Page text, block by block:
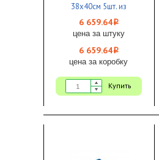
38х40см 5шт. из
микроволокна 1/20
6 659.64i
цена за штуку
6 659.64i
цена за коробку
Купить